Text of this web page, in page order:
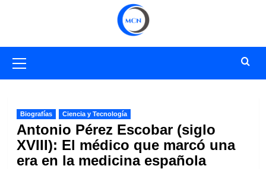
primario
Biografías Ciencia y Tecnología
Antonio Pérez Escobar (siglo
XVIII): El médico que marcó una
era en la medicina española